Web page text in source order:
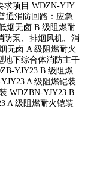
求项目 WDZN-YJY
通消防回路：应急
烟无卤 B 级阻燃耐
防泵、排烟风机、消
无卤 A 级阻燃耐火
地下综合体消防主干
YJY23 B 级阻燃
A 级阻燃铠装
WDZBN-YJY23 B
A 级阻燃耐火铠装